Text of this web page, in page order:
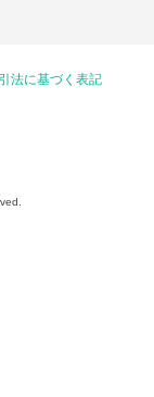
法に基づく表記